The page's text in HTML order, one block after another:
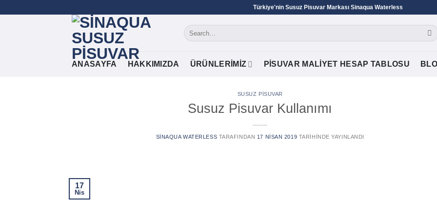
Türkiye'nin Susuz Pisuvar Markası Sinaqua Waterless
ANASAYFA HAKKIMIZDA ÜRÜNLERIMIZ PISUVAR MALIYET HESAP TABLOSU
SUSUZ PISUVAR
Susuz Pisuvar Kullanımı
SINAQUA WATERLESS TARAFINDAN 17 NISAN 2019 TARIHINDE YAYINLANDI
17
Nis